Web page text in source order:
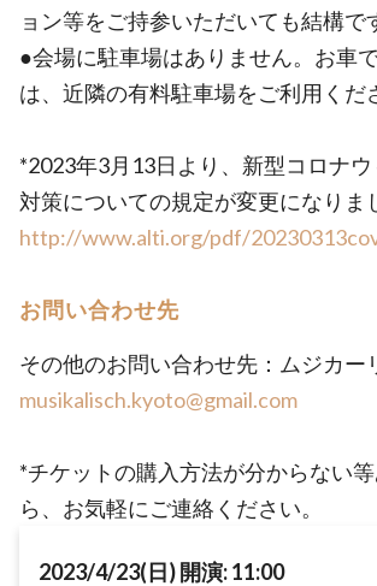
ョン等をご持参いただいても結構で
●会場に駐車場はありません。お車
は、近隣の有料駐車場をご利用くだ
*2023年3月13日より、新型コロナ
対策についての規定が変更になりま
http://www.alti.org/pdf/
お問い合わせ先
その他のお問い合わせ先：ムジカー
musikalisch.kyoto@gmail.com
*チケットの購入方法が分からない
ら、お気軽にご連絡ください。
2023/4/23(日) 開演: 11:00